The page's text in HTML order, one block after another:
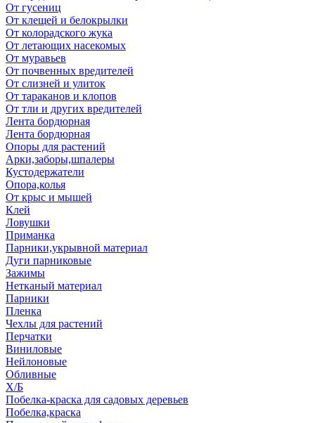
От гусениц
От клещей и белокрылки
От колорадского жука
От летающих насекомых
От муравьев
От почвенных вредителей
От слизней и улиток
От тараканов и клопов
От тли и других вредителей
Лента бордюрная
Лента бордюрная
Опоры для растений
Арки,заборы,шпалеры
Кустодержатели
Опора,колья
От крыс и мышей
Клей
Ловушки
Приманка
Парники,укрывной материал
Дуги парниковые
Зажимы
Нетканый материал
Парники
Пленка
Чехлы для растений
Перчатки
Виниловые
Нейлоновые
Обливные
Х/Б
Побелка-краска для садовых деревьев
Побелка,краска